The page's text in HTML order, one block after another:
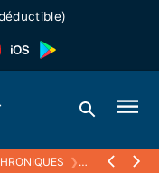
❯ ECOUTEZ